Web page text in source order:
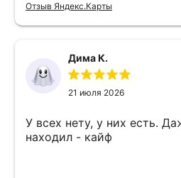
Отзыв Яндекс.Карты
Дима К.
21 июля 2026
У всех нету, у них есть.
находил - кайф